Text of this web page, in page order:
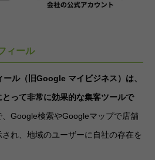
ィール
ル（旧Google マイビジネス）は、
って非常に効果的な集客ツールで
Google検索やGoogleマップで店舗
れ、地域のユーザーに自社の存在を